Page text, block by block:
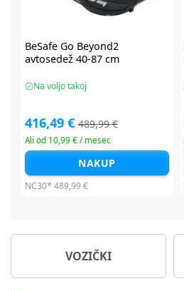
Maxi Cosi Pearl XL Slide Pro i-
Size avtosedež 61-150 cm
Na voljo takoj
359,99 € 449,99 €
Ali od 12,18 € / mesec
NAKUP
NC30* 449,99 €
VOZIČKI